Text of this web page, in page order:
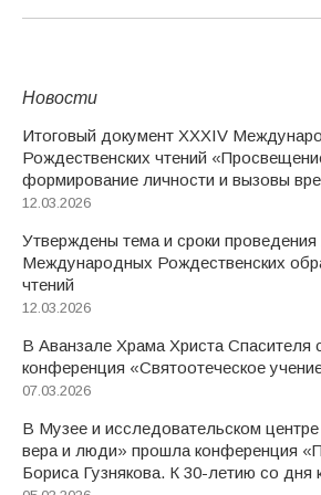
Новости
Итоговый документ XXХIV
Рождественских чтений
формирование личности и вызовы
12.03.2026
Утверждены тема и сроки проведения
Международных Рождественских
чтений
12.03.2026
В Аванзале Храма Христа Спасителя
конференция «Святоотеческое
07.03.2026
В Музее и исследовательском
вера и люди» прошла конференция
Бориса Гузнякова. К 30-летию со дня